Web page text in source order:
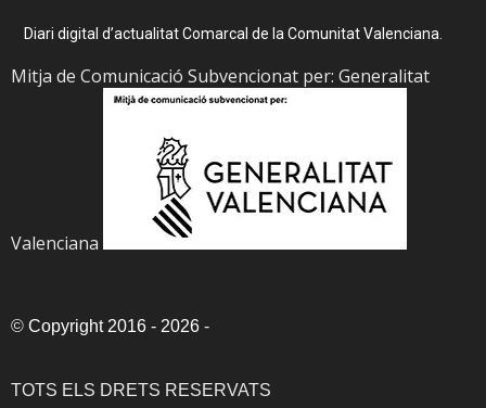
Diari digital d’actualitat Comarcal de la Comunitat Valenciana.
Mitja de Comunicació Subvencionat per: Generalitat
Valenciana
© Copyright 2016 - 2026 -
TOTS ELS DRETS RESERVATS